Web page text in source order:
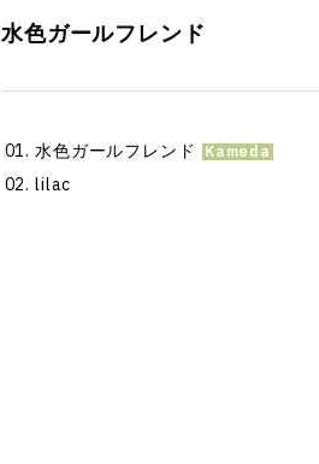
水色ガールフレンド
水色ガールフレンド
lilac